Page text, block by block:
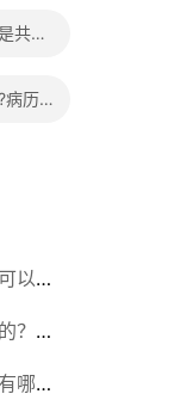
共同
病历
以同
？申
同
哪些